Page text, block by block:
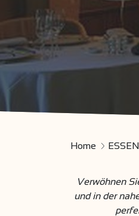
Home
Verwöhnen
und in der